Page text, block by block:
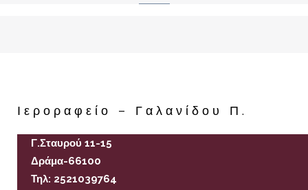
Ιεροραφείο – Γαλανίδου Π.
Γ.Σταυρού 11-15
Δράμα-66100
Τηλ: 2521039764